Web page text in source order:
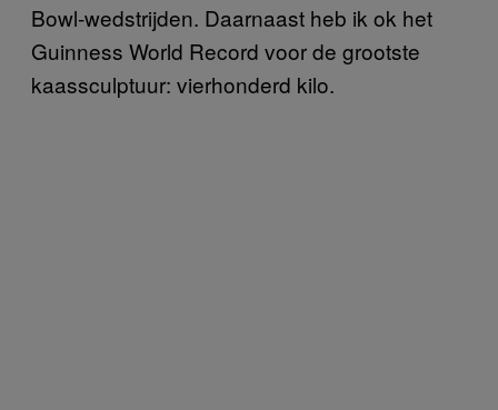
Bowl-wedstrijden. Daarnaast heb ik ok het
Guinness World Record voor de grootste
kaassculptuur: vierhonderd kilo.